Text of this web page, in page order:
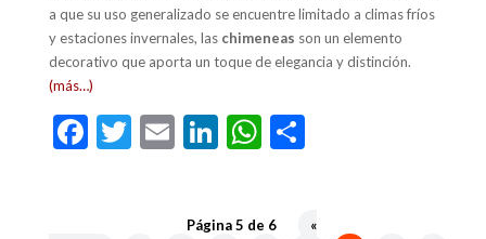
a que su uso generalizado se encuentre limitado a climas fríos
y estaciones invernales, las chimeneas son un elemento
decorativo que aporta un toque de elegancia y distinción.
(más…)
F T E Li WC
Página 5 de 6
«